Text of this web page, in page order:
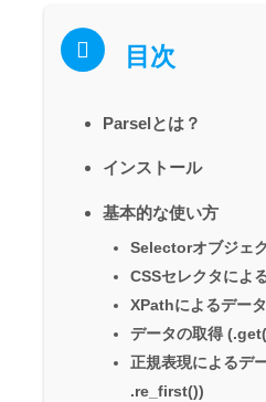
目次
Parselとは？
インストール
基本的な使い方
Selectorオブジェ
CSSセレクタによ
XPathによるデー
データの取得
正規表現によるデ
.re_first())